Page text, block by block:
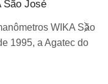
São José
WIKA São
1995, a Agatec do